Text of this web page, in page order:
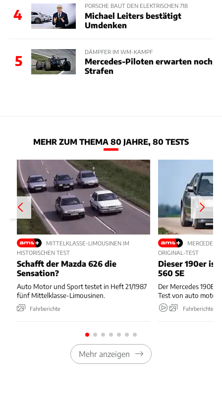
4
PORSCHE BAUT DEN ELEKTRISCHEN 718
Michael Leiters bestätigt
Umdenken
5
DÄMPFER IM WM-KAMPF
Mercedes-Piloten erwarten noch
Strafen
MEHR ZUM THEMA 80 JAHRE, 80 TESTS
MITTELKLASSE-LIMOUSINEN IM
HISTORISCHEN TEST
Schafft der Mazda 626 die
Sensation?
Auto Motor und Sport testet in Heft 21/1987
fünf Mittelklasse-Limousinen.
Fahrberichte
MERCEDES-
ORIGINAL-TEST
Dieser 190er
560 SE
Der Mercedes 190E
Test von auto motor
Fahrberichte
Mehr anzeigen